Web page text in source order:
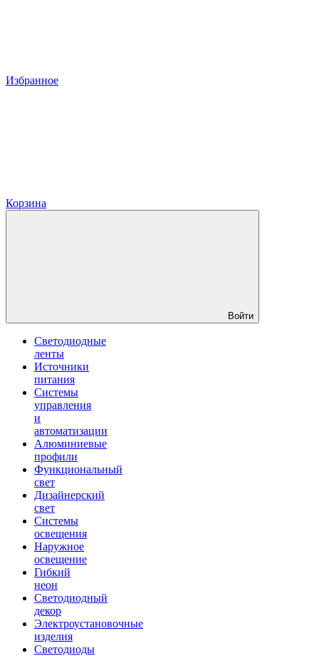
Избранное
Корзина
Войти
Светодиодные
ленты
Источники
питания
Системы
управления
и
автоматизации
Алюминиевые
профили
Функциональный
свет
Дизайнерский
свет
Системы
освещения
Наружное
освещение
Гибкий
неон
Светодиодный
декор
Электроустановочные
изделия
Светодиоды